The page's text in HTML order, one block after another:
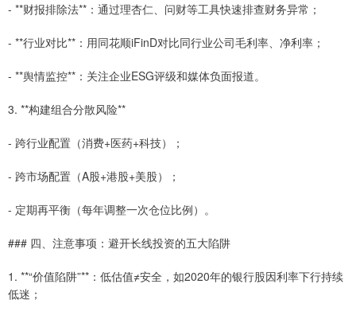
- **财报排除法**：通过理杏仁、问财等工具快速排查财务异常；
- **行业对比**：用同花顺iFinD对比同行业公司毛利率、净利率；
- **舆情监控**：关注企业ESG评级和媒体负面报道。
3. **构建组合分散风险**
- 跨行业配置（消费+医药+科技）；
- 跨市场配置（A股+港股+美股）；
- 定期再平衡（每年调整一次仓位比例）。
### 四、注意事项：避开长线投资的五大陷阱
1. **“价值陷阱”**：低估值≠安全，如2020年的银行股因利率下行持续
低迷；